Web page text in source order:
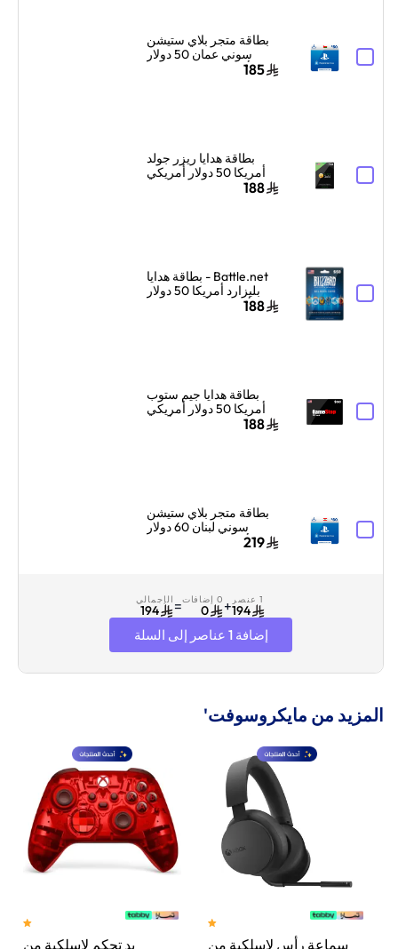
بطاقة متجر بلاي ستيشن
سوني عمان 50 دولار
أمريكي توصيل الكود185
بطاقة هدايا ريزر جولد
أمريكا 50 دولار أمريكي
إرسال الكود الرقمي188
Battle.net - بطاقة هدايا
بليزارد أمريكا 50 دولار
أمريكي ألوان متعددة188
بطاقة هدايا جيم ستوب
أمريكا 50 دولار أمريكي
188
بطاقة متجر بلاي ستيشن
سوني لبنان 60 دولار
أمريكي إرسال الكود219
1 عنصر
194
+ 0 إضافات
0
= الإجمالي
194
إضافة 1 عناصر إلى السلة
المزيد من مايكروسوفت'
يد تحكم لاسلكية من
سماعة رأس لاسلكية من